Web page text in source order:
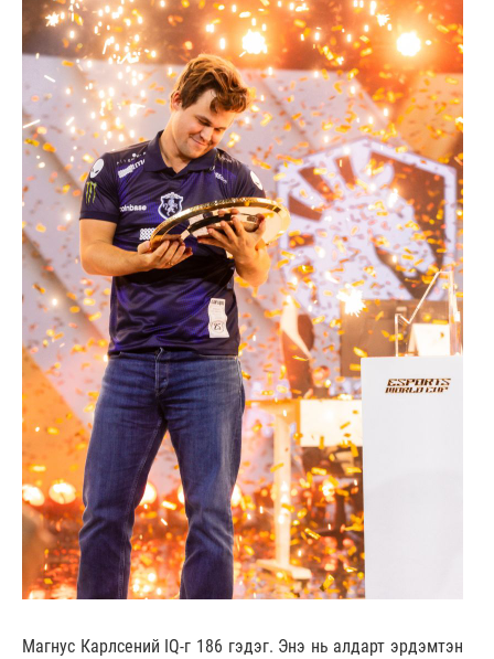
Магнус Карлсений IQ-г 186 гэдэг. Энэ нь алдарт эрдэмтэн